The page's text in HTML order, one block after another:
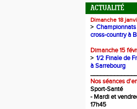
ACTUALITÉ
Dimanche 18
>
cross-country à
Dimanche 15
> 1/2 Finale de
à Sarrebourg
Nos séances
Sport-Santé
- Mardi et
17h45